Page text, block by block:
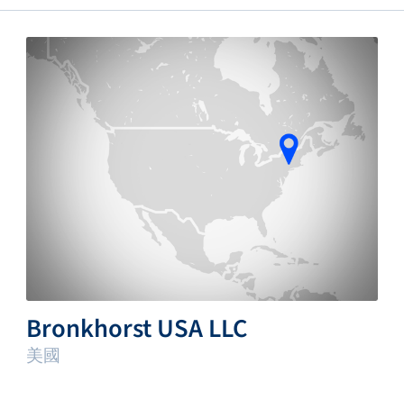
Bronkhorst USA LLC
美國